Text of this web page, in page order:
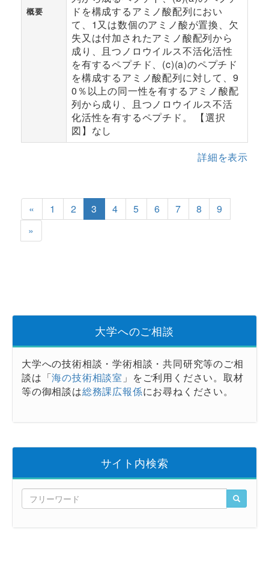
概要
ドを構成するアミノ酸配列におい
て、1又は数個のアミノ酸が置換、欠
失又は付加されたアミノ酸配列から
成り、且つノロウイルス不活化活性
を有するペプチド、(c)(a)のペプチド
を構成するアミノ酸配列に対して、9
0％以上の同一性を有するアミノ酸配
列から成り、且つノロウイルス不活
化活性を有するペプチド。 【選択
図】なし
詳細を表示
« 1 2 3 4 5 6 7 8
9
»
大学へのご相談
大学への技術相談・学術相談・共同研究等のご相
談は「海の技術相談室 」をご利用ください。取材
等の御相談は総務課広報係にお尋ねください。
サイト内検索